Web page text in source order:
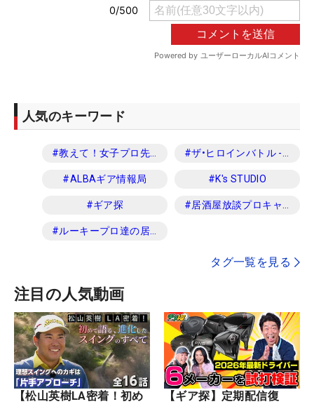
注目の人気動画
【松山英樹LA密着！初め
【ギア探】定期配信復
人気のキーワード
#教えて！女子プロ先生 #ザ•ヒロインバトル -NEXT BACK 9-
#ALBAギア情報局 #K's STUDIO
#ギア探 #居酒屋放談プロキャディ編
#ルーキープロ達の居酒屋放談
タグ一覧を見る